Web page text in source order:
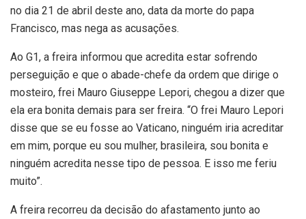
no dia 21 de abril deste ano, data da morte do papa
Francisco, mas nega as acusações.
Ao G1, a freira informou que acredita estar sofrendo
perseguição e que o abade-chefe da ordem que dirige o
mosteiro, frei Mauro Giuseppe Lepori, chegou a dizer que
ela era bonita demais para ser freira. “O frei Mauro Lepori
disse que se eu fosse ao Vaticano, ninguém iria acreditar
em mim, porque eu sou mulher, brasileira, sou bonita e
ninguém acredita nesse tipo de pessoa. E isso me feriu
muito”.
A freira recorreu da decisão do afastamento junto ao